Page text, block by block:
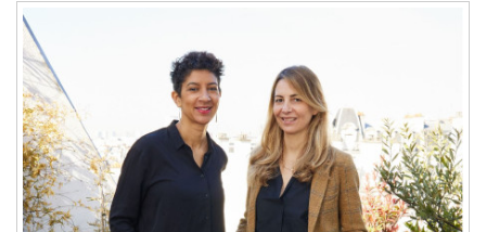
Playback Rate
Chapters
Chapters
Descriptions
descriptions off
, selected